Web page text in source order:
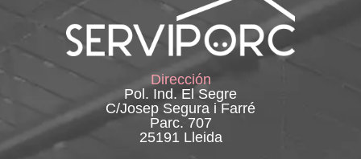
Dirección
Pol. Ind. El Segre
C/Josep Segura i Farré
Parc. 707
25191 Lleida